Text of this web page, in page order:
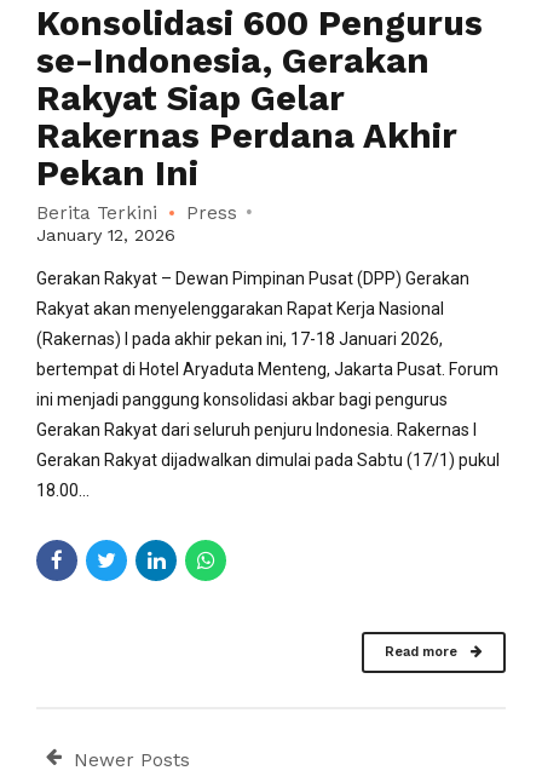
Konsolidasi 600 Pengurus
se-Indonesia, Gerakan
Rakyat Siap Gelar
Rakernas Perdana Akhir
Pekan Ini
Berita Terkini Press
January 12, 2026
Gerakan Rakyat – Dewan Pimpinan Pusat (DPP) Gerakan
Rakyat akan menyelenggarakan Rapat Kerja Nasional
(Rakernas) I pada akhir pekan ini, 17-18 Januari 2026,
bertempat di Hotel Aryaduta Menteng, Jakarta Pusat. Forum
ini menjadi panggung konsolidasi akbar bagi pengurus
Gerakan Rakyat dari seluruh penjuru Indonesia. Rakernas I
Gerakan Rakyat dijadwalkan dimulai pada Sabtu (17/1) pukul
18.00...
Read more
Newer Posts